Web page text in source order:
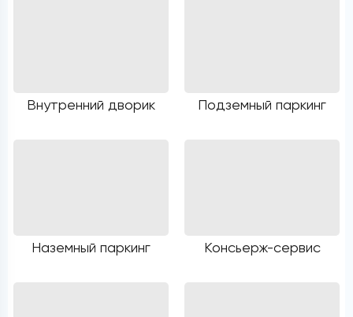
Внутренний дворик Подземный паркинг
Наземный паркинг Консьерж-сервис